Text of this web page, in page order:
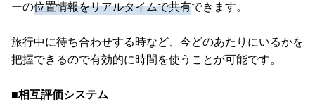
ーの位置情報をリアルタイムで共有できます。
旅行中に待ち合わせする時など、今どのあたりにいるかを
把握できるので有効的に時間を使うことが可能です。
■相互評価システム